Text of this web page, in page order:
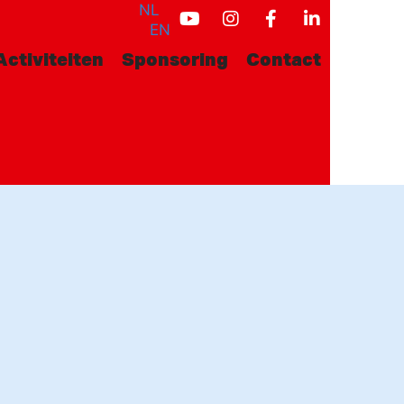
NL
EN
Sponsoring Contact